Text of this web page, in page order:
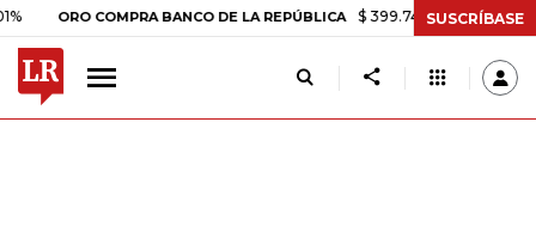
ORO COMPRA BANCO DE LA REPÚBLICA $ 399.745,16 +$ 2.295,71
SUSCRÍBASE